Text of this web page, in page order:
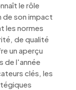
le rôle
de son impact
les normes
de qualité
un aperçu
de l'année
clés, les